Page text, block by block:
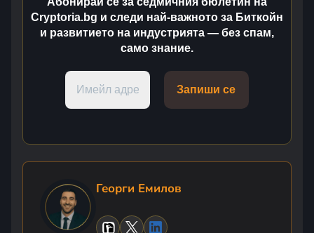
Cryptoria.bg и следи най-важното за Биткойн
и развитието на индустрията — без спам,
само знание.
Георги Емилов